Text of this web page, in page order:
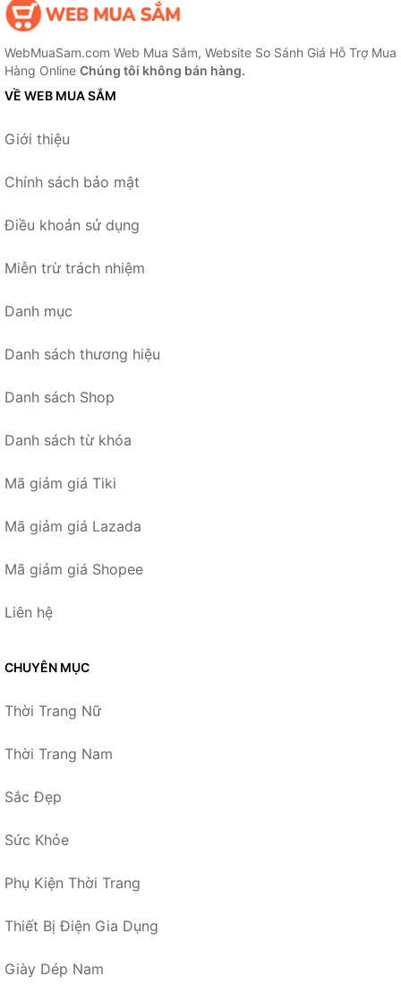
WebMuaSam.com Web Mua Sắm, Website So Sánh Giá Hỗ Trợ Mua
Hàng Online Chúng tôi không bán hàng.
VỀ WEB MUA SẮM
Giới thiệu
Chính sách bảo mật
Điều khoản sử dụng
Miễn trừ trách nhiệm
Danh mục
Danh sách thương hiệu
Danh sách Shop
Danh sách từ khóa
Mã giảm giá Tiki
Mã giảm giá Lazada
Mã giảm giá Shopee
Liên hệ
CHUYÊN MỤC
Thời Trang Nữ
Thời Trang Nam
Sắc Đẹp
Sức Khỏe
Phụ Kiện Thời Trang
Thiết Bị Điện Gia Dụng
Giày Dép Nam